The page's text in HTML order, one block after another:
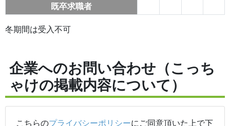
既卒求職者
冬期間は受入不可
企業へのお問い合わせ（こっち
ゃけの掲載内容について）
こちらのプライバシーポリシーにご同意頂いた上で下